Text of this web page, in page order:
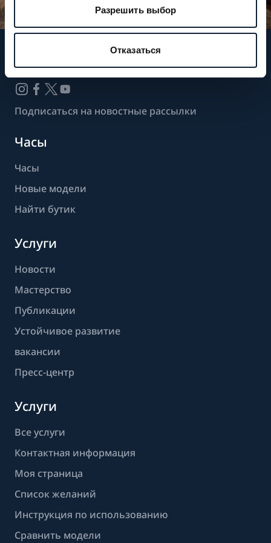
Разрешить выбор
Отказаться
Следите за нашими новостями
Подписаться на новостные рассылки
Часы
Часы
Новые модели
Найти бутик
Услуги
Новости
Мастерство
Публикации
Устойчивое развитие
вакансии
Пресс-центр
Услуги
Все услуги
Контактная информация
Моя страница
Список желаний
Инструкция по использованию
Сравнить модели